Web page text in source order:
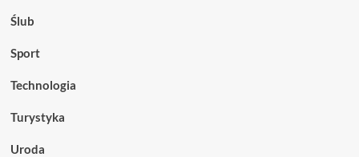
Ślub
Sport
Technologia
Turystyka
Uroda